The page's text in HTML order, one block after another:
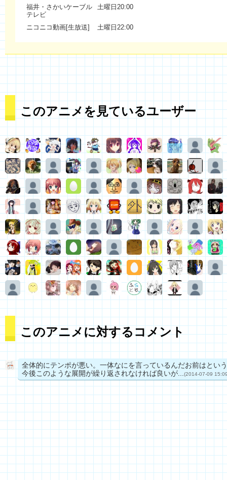
福井・さかいケーブル
テレビ
土曜日20:00
ニコニコ動画[生放送] 土曜日22:00
このアニメを見ているユーザー
このアニメに対するコメント
全体的にテンポが悪い。一体なにを言っているんだお前はとい
今後このような展開が繰り返されなければ良いが...
(2014-07-09